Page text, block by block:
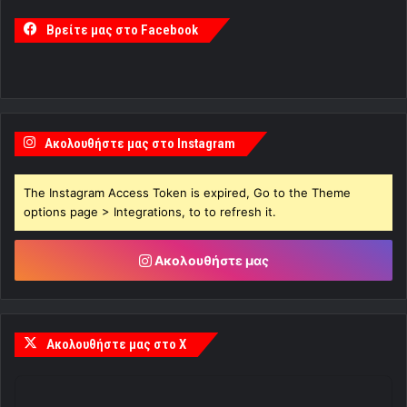
Βρείτε μας στο Facebook
Ακολουθήστε μας στο Instagram
The Instagram Access Token is expired, Go to the Theme
options page > Integrations, to to refresh it.
Ακολουθήστε μας
Ακολουθήστε μας στο X